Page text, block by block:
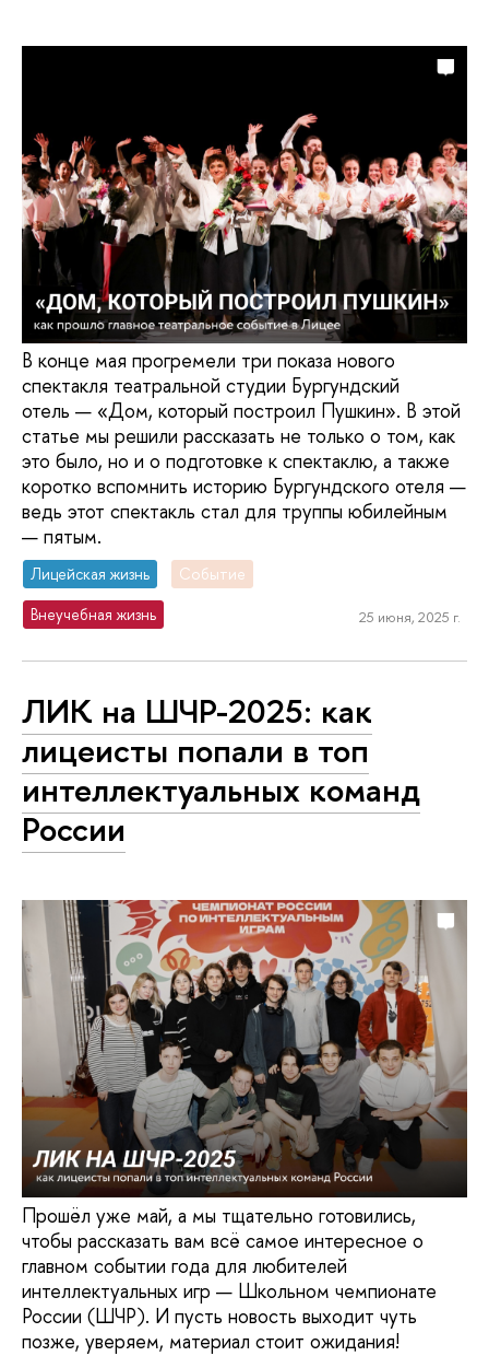
В конце мая прогремели три показа нового
спектакля театральной студии Бургундский
отель — «Дом, который построил Пушкин». В этой
статье мы решили рассказать не только о том, как
это было, но и о подготовке к спектаклю, а также
коротко вспомнить историю Бургундского отеля —
ведь этот спектакль стал для труппы юбилейным
— пятым.
Лицейская жизнь
Событие
Внеучебная жизнь
25 июня, 2025 г.
ЛИК на ШЧР-2025: как
лицеисты попали в топ
интеллектуальных команд
России
Прошёл уже май, а мы тщательно готовились,
чтобы рассказать вам всё самое интересное о
главном событии года для любителей
интеллектуальных игр — Школьном чемпионате
России (ШЧР). И пусть новость выходит чуть
позже, уверяем, материал стоит ожидания!